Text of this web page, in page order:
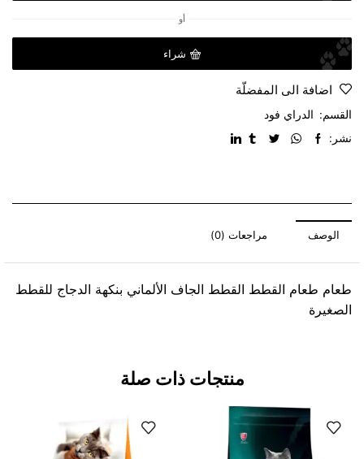
أو
شراء
اضافة الى المفضلّة
القسم: الدراي فود
نشر:
الوصف مراجعات (0)
طعام طعام القطط القطط الجاف الألماني بنكهة الدجاج للقطط
الصغيرة
منتجات ذات صلة